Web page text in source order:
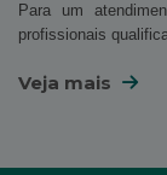
Para um
profissionais
Veja mais